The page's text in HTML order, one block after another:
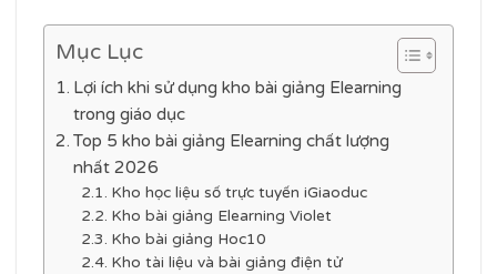
Mục Lục
Lợi ích khi sử dụng kho bài giảng Elearning
trong giáo dục
Top 5 kho bài giảng Elearning chất lượng
nhất 2026
Kho học liệu số trực tuyến iGiaoduc
Kho bài giảng Elearning Violet
Kho bài giảng Hoc10
Kho tài liệu và bài giảng điện tử